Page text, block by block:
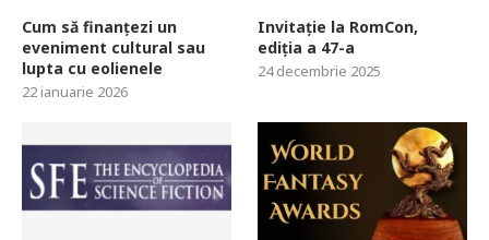
Cum să finanțezi un
eveniment cultural sau
lupta cu eolienele
22 ianuarie 2026
Invitație la RomCon,
ediția a 47-a
24 decembrie 2025